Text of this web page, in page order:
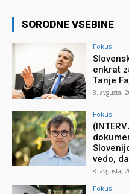
SORODNE VSEBINE
Fokus
enkrat
Tanje
8. avgusta,
Fokus
vedo,
8. avgusta,
Fokus